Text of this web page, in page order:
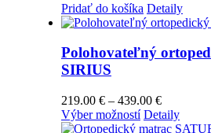
Pridať do košíka Detaily
Polohovateľný
SIRIUS
219.00 € – 439.00 €Price
range:
219.00 €
Výber možností Tento
produkt
Detaily